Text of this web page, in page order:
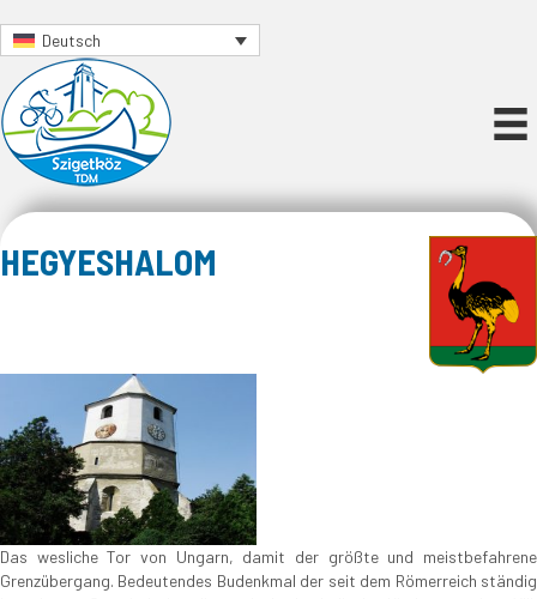
Deutsch
HEGYESHALOM
Das wesliche Tor von Ungarn, damit der größte und meistbefahrene
Grenzübergang. Bedeutendes Budenkmal der seit dem Römerreich ständig